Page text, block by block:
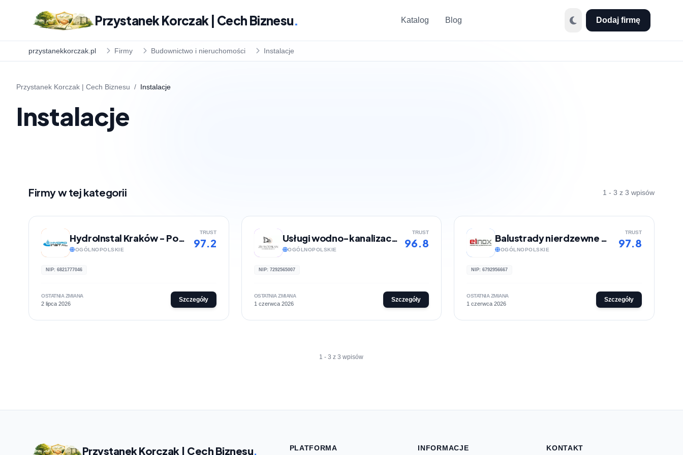
Przystanek Korczak | Cech Biznesu. Katalog Blog Dodaj firmę
przystanekkorczak.pl Firmy Budownictwo i nieruchomości Instalacje
Przystanek Korczak | Cech Biznesu / Instalacje
Instalacje
Firmy w tej kategorii 1 - 3 z 3 wpisów
HydroInstal Kraków - Pogotowie gazowe i hydrauliczne
OGÓLNOPOLSKIE
TRUST
97.2
NIP: 6821777046
OSTATNIA ZMIANA
2 lipca 2026
Szczegóły
Usługi wodno-kanalizacyjne | Z.I.S WOD-KAN Dominik Bluszcz
OGÓLNOPOLSKIE
TRUST
96.8
NIP: 7292565007
OSTATNIA ZMIANA
1 czerwca 2026
Szczegóły
Balustrady nierdzewne - Elinox
OGÓLNOPOLSKIE
TRUST
97.8
NIP: 6792956667
OSTATNIA ZMIANA
1 czerwca 2026
Szczegóły
1 - 3 z 3 wpisów
Przystanek Korczak | Cech Biznesu. PLATFORMA INFORMACJE KONTAKT